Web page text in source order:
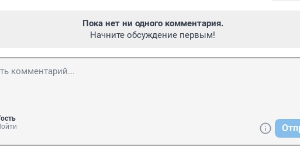
Пока нет ни одного комментария.
Начните обсуждение первым!